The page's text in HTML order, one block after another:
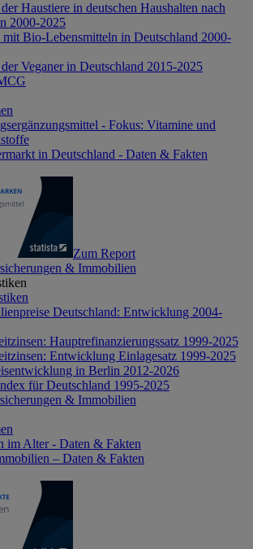
Haustiere in deutschen Haushalten nach
2000-2025
mit Bio-Lebensmitteln in Deutschland 2000-
Veganer in Deutschland 2015-2025
- Fokus: Vitamine und
in Deutschland - Daten & Fakten
Zum Report
& Immobilien
Deutschland: Entwicklung 2004-
Hauptrefinanzierungssatz 1999-2025
Entwicklung Einlagesatz 1999-2025
in Berlin 2012-2026
für Deutschland 1995-2025
& Immobilien
im Alter - Daten & Fakten
– Daten & Fakten